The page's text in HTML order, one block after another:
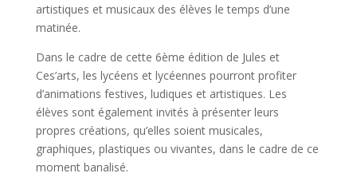
artistiques et musicaux des élèves le temps d’une
matinée.
Dans le cadre de cette 6ème édition de Jules et
Ces’arts, les lycéens et lycéennes pourront profiter
d’animations festives, ludiques et artistiques. Les
élèves sont également invités à présenter leurs
propres créations, qu’elles soient musicales,
graphiques, plastiques ou vivantes, dans le cadre de ce
moment banalisé.